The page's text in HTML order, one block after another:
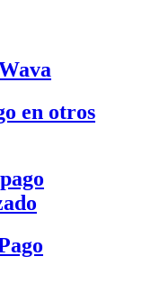
en otros